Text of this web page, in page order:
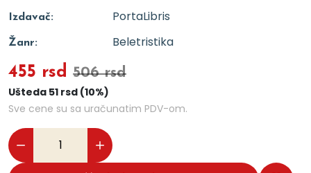
Izdavač: PortaLibris
Žanr: Beletristika
455 rsd 506 rsd
Ušteda 51 rsd (10%)
Sve cene su sa uračunatim PDV-om.